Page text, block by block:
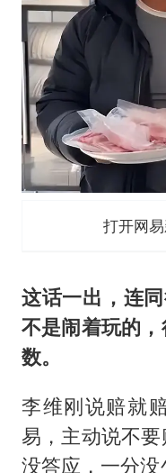
打开网
这话一出，连
不是闹着玩的
数。
李维刚说赔就
易，主动说不
没答应，一分没